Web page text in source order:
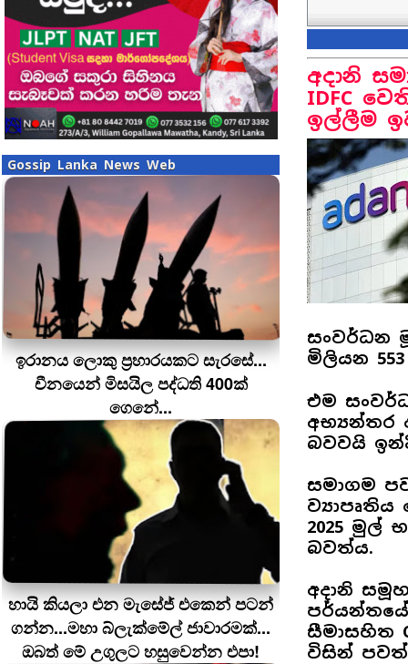
Gossip Lanka News Web
ඉරානය ලොකු ප‍්‍රහාරයකට සැරසේ...
චීනයෙන් මිසයිල පද්ධති 400ක්
ගෙනේ...
හායි කියලා එන මැසේජ් එකෙන් පටන්
ගන්න...මහා බ්ලැක්මේල් ජාවාරමක්...
ඔබත් මේ උගුලට හසුවෙන්න එපා!
අදානි
IDFC
ඉල්ලීම
සංවර්ධන
මිලියන
එම
අභ්‍යන්තර
බවවයි
සමාගම
2025 මුල්
බවත්ය.
අදානි
සීමාසහිත
විසින්